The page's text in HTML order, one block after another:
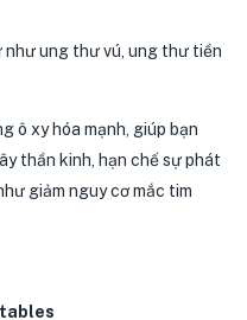
ung thư vú, ung thư tiền
ô xy hóa mạnh, giúp bạn
thần kinh, hạn chế sự phát
giảm nguy cơ mắc tim